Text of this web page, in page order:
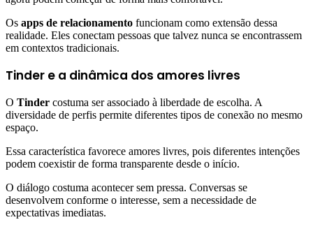
Os apps de relacionamento funcionam como extensão dessa
realidade. Eles conectam pessoas que talvez nunca se encontrassem
em contextos tradicionais.
Tinder e a dinâmica dos amores livres
O Tinder costuma ser associado à liberdade de escolha. A
diversidade de perfis permite diferentes tipos de conexão no mesmo
espaço.
Essa característica favorece amores livres, pois diferentes intenções
podem coexistir de forma transparente desde o início.
O diálogo costuma acontecer sem pressa. Conversas se
desenvolvem conforme o interesse, sem a necessidade de
expectativas imediatas.